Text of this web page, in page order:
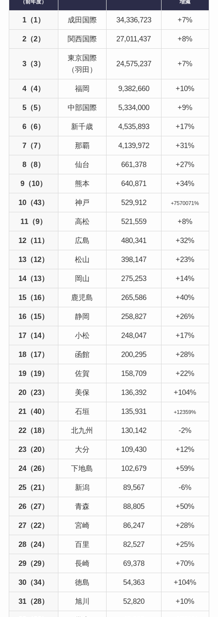
（前年度） 増減
1（1） 成田国際 34,336,723 +7%
2（2） 関西国際 27,011,437 +8%
3（3）
東京国際
（羽田）
24,575,237 +7%
4（4） 福岡 9,382,660 +10%
5（5） 中部国際 5,334,000 +9%
6（6） 新千歳 4,535,893 +17%
7（7） 那覇 4,139,972 +31%
8（8） 仙台 661,378 +27%
9（10） 熊本 640,871 +34%
10（43） 神戸 529,912 +7570071%
11（9） 高松 521,559 +8%
12（11） 広島 480,341 +32%
13（12） 松山 398,147 +23%
14（13） 岡山 275,253 +14%
15（16） 鹿児島 265,586 +40%
16（15） 静岡 258,827 +26%
17（14） 小松 248,047 +17%
18（17） 函館 200,295 +28%
19（19） 佐賀 158,709 +22%
20（23） 美保 136,392 +104%
21（40） 石垣 135,931 +12359%
22（18） 北九州 130,142 -2%
23（20） 大分 109,430 +12%
24（26） 下地島 102,679 +59%
25（21） 新潟 89,567 -6%
26（27） 青森 88,805 +50%
27（22） 宮崎 86,247 +28%
28（24） 百里 82,527 +25%
29（29） 長崎 69,378 +70%
30（34） 徳島 54,363 +104%
31（28） 旭川 52,820 +10%